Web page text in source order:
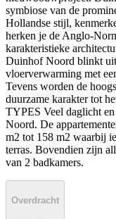
symbiose van de
Hollandse stijl,
herken je de Anglo-
karakteristieke
Duinhof Noord blinkt uit
vloerverwarming met
Tevens worden de
duurzame karakter tot
TYPES Veel daglicht
Noord. De
m2 tot 158 m2 waarbij
terras. Bovendien zijn
van 2 badkamers.
Overdracht